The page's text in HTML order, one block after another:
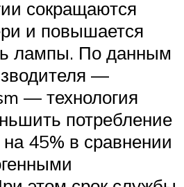
сокращаются
и повышается
лампы. По данным
—
— технология
потребление
на 45% в сравнении